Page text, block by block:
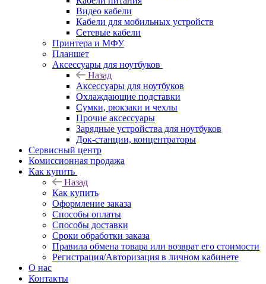
Видео кабели
Кабели для мобильных устройств
Сетевые кабели
Принтера и МФУ
Планшет
Аксессуары для ноутбуков
Назад
Аксессуары для ноутбуков
Охлаждающие подставки
Сумки, рюкзаки и чехлы
Прочие аксессуары
Зарядные устройства для ноутбуков
Док-станции, концентраторы
Сервисный центр
Комиссионная продажа
Как купить
Назад
Как купить
Оформление заказа
Способы оплаты
Способы доставки
Сроки обработки заказа
Правила обмена товара или возврат его стоимости
Регистрация/Авторизация в личном кабинете
О нас
Контакты